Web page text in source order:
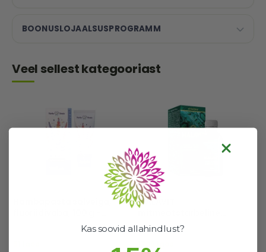
BOONUSLOJAALSUSPROGRAMM
Veel sellest kategooriast
MALAVIT
hügieenivahend, 50 ml -
VITATEKA
Kas soovid allahindlust?